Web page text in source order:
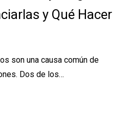
y Qué Hacer
son una causa común de
Dos de los…